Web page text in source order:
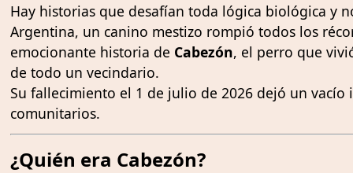
Hay historias que desafían toda lógica biológica y
Argentina, un canino mestizo rompió todos los
emocionante historia de Cabezón, el perro que
de todo un vecindario.
Su fallecimiento el 1 de julio de 2026 dejó un
comunitarios.
¿Quién era Cabezón?